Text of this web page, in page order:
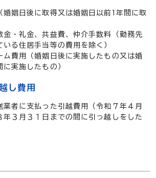
婚姻日後に取得又は婚姻日以前1年間に取
金・礼金、共益費、仲介手数料（勤務先
いる住居手当等の費用を除く）
ム費用（婚姻日後に実施したもの又は婚
実施したもの）
し費用
業者に支払った引越費用（令和７年４月
年３月３１日までの間に引っ越しをした